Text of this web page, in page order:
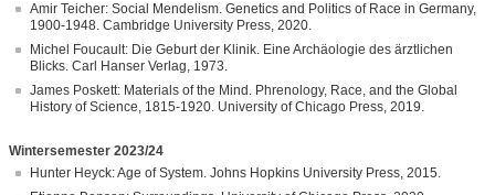
Amir Teicher: Social Mendelism. Genetics and Politics of Race in Germany,
1900-1948. Cambridge University Press, 2020.
Michel Foucault: Die Geburt der Klinik. Eine Archäologie des ärztlichen
Blicks. Carl Hanser Verlag, 1973.
James Poskett: Materials of the Mind. Phrenology, Race, and the Global
History of Science, 1815-1920. University of Chicago Press, 2019.
Wintersemester 2023/24
Hunter Heyck: Age of System. Johns Hopkins University Press, 2015.